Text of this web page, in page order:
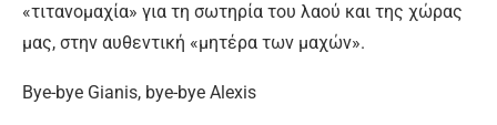
«τιτανομαχία» για τη σωτηρία του λαού και της χώρας
μας, στην αυθεντική «μητέρα των μαχών».
Bye-bye Gianis, bye-bye Alexis